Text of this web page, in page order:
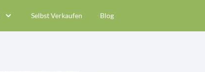
Selbst Verkaufen Blog